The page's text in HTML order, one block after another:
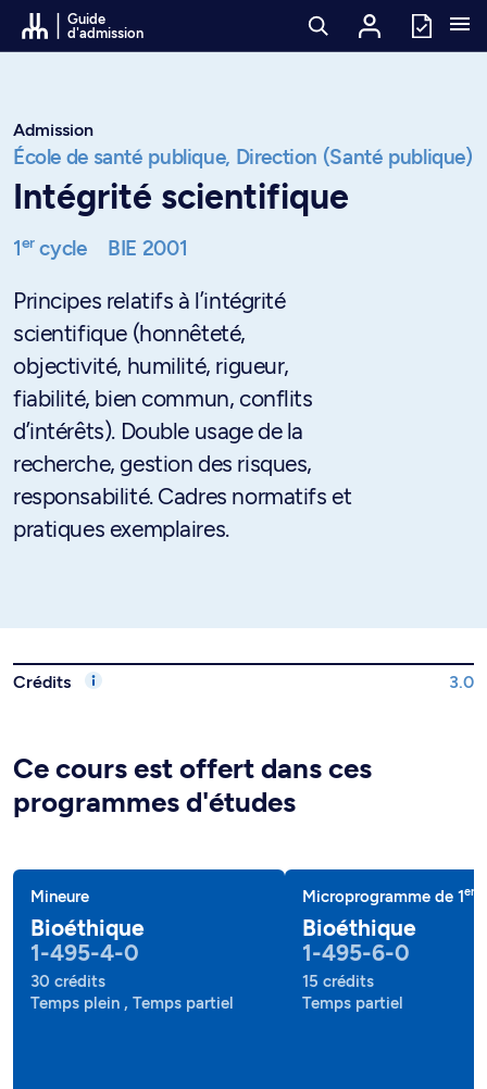
Passer au contenu
Guide
d'admission
Admission
École de santé publique, Direction (Santé publique)
Intégrité scientifique
1ercycle BIE 2001
Principes relatifs à l’intégrité
scientifique (honnêteté,
objectivité, humilité, rigueur,
fiabilité, bien commun, conflits
d’intérêts). Double usage de la
recherche, gestion des risques,
responsabilité. Cadres normatifs et
pratiques exemplaires.
Crédits 3.0
Ce cours est offert dans ces
programmes d'études
Mineure
Bioéthique
1-495-4-0
30 crédits
Temps plein , Temps partiel
Microprogramme de 1er
Bioéthique
1-495-6-0
15 crédits
Temps partiel